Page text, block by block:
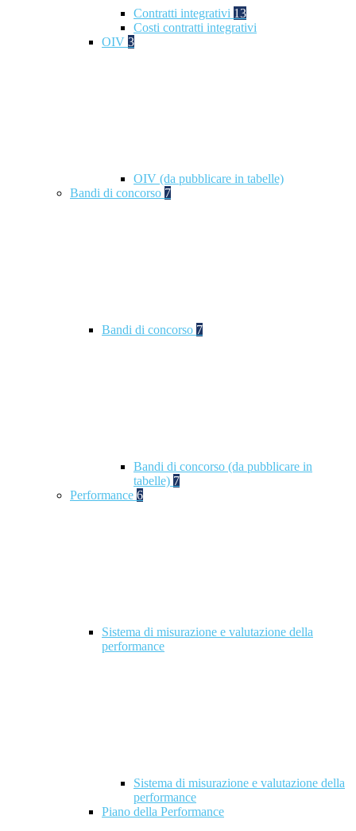
Contratti integrativi 13
Costi contratti integrativi
OIV 3
OIV (da pubblicare in tabelle)
Bandi di concorso 7
Bandi di concorso 7
Bandi di concorso (da pubblicare in
tabelle) 7
Performance 6
Sistema di misurazione e valutazione della
performance
Sistema di misurazione e valutazione della
performance
Piano della Performance